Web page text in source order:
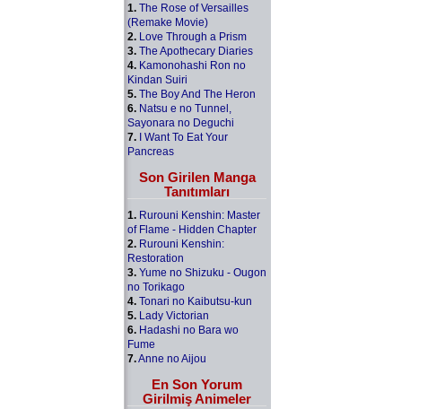
1. The Rose of Versailles
(Remake Movie)
2. Love Through a Prism
3. The Apothecary Diaries
4. Kamonohashi Ron no
Kindan Suiri
5. The Boy And The Heron
6. Natsu e no Tunnel,
Sayonara no Deguchi
7. I Want To Eat Your
Pancreas
Son Girilen Manga
Tanıtımları
1. Rurouni Kenshin: Master
of Flame - Hidden Chapter
2. Rurouni Kenshin:
Restoration
3. Yume no Shizuku - Ougon
no Torikago
4. Tonari no Kaibutsu-kun
5. Lady Victorian
6. Hadashi no Bara wo
Fume
7.Anne no Aijou
En Son Yorum
Girilmiş Animeler